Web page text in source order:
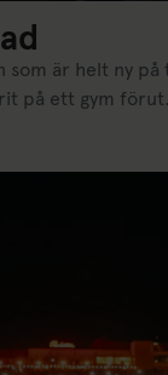
som är helt ny på
på ett gym förut.